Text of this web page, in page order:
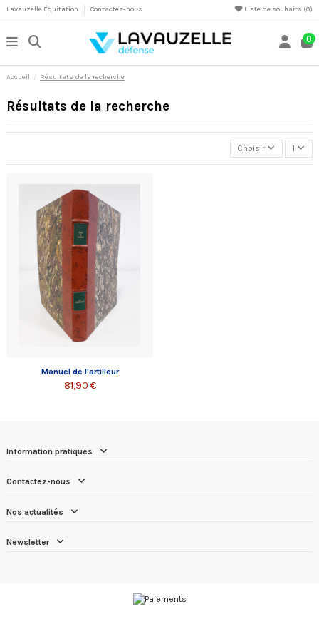
Lavauzelle Équitation Contactez-nous Liste de souhaits (0)
0
Accueil Résultats de la recherche
Résultats de la recherche
Choisir 1
Manuel de l'artilleur
81,90 €
Information pratiques
Contactez-nous
Nos actualités
Newsletter